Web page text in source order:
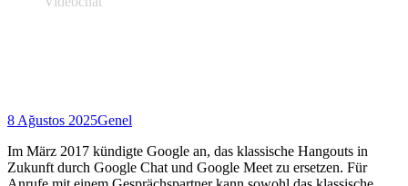
8 Ağustos 2025Genel
Im März 2017 kündigte Google an, das klassische Hangouts in
Zukunft durch Google Chat und Google Meet zu ersetzen. Für